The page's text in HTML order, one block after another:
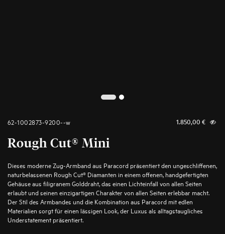
62-1002873-9200--w 1.850,00 €
Rough Cut® Mini
Dieses moderne Zug-Armband aus Paracord präsentiert den ungeschliffenen,
naturbelassenen Rough Cut® Diamanten in einem offenen, handgefertigten
Gehäuse aus filigranem Golddraht, das einen Lichteinfall von allen Seiten
erlaubt und seinen einzigartigen Charakter von allen Seiten erlebbar macht.
Der Stil des Armbandes und die Kombination aus Paracord mit edlen
Materialien sorgt für einen lässigen Look, der Luxus als alltagstaugliches
Understatement präsentiert.